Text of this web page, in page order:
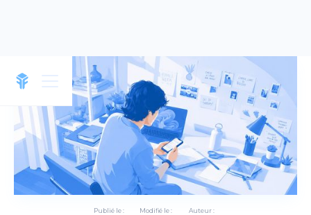
Publié le :
Modifié le :
Auteur :